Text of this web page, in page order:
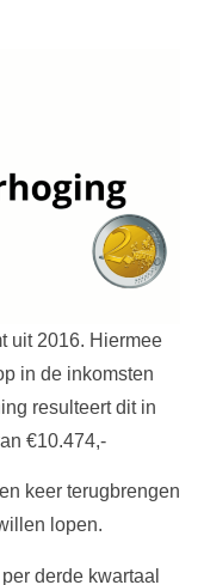
uit 2016. Hiermee
in de inkomsten
resulteert dit in
€10.474,-
keer terugbrengen
lopen.
derde kwartaal